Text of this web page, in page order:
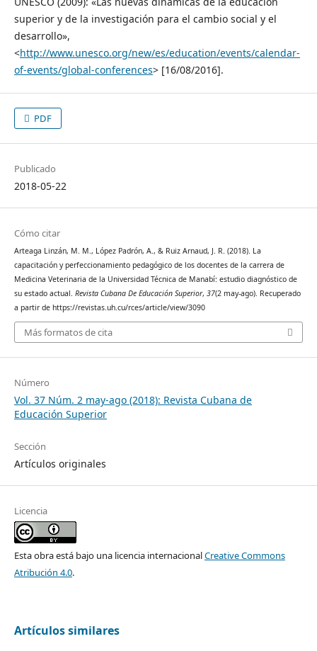
superior y de la investigación para el cambio social y el
desarrollo»,
<http://www.unesco.org/new/es/education/events/calendar-
of-events/global-conferences> [16/08/2016].
PDF
Publicado
2018-05-22
Cómo citar
Arteaga Linzán, M. M., López Padrón, A., & Ruiz Arnaud, J. R. (2018). La
capacitación y perfeccionamiento pedagógico de los docentes de la carrera de
Medicina Veterinaria de la Universidad Técnica de Manabí: estudio diagnóstico de
su estado actual. Revista Cubana De Educación Superior, 37(2 may-ago). Recuperado
a partir de https://revistas.uh.cu/rces/article/view/3090
Más formatos de cita
Número
Vol. 37 Núm. 2 may-ago (2018): Revista Cubana de
Educación Superior
Sección
Artículos originales
Licencia
Esta obra está bajo una licencia internacionalCreative Commons
Atribución 4.0.
Artículos similares